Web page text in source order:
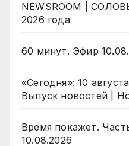
NEWSROOM |
2026 года
60 минут. Эфир
«Сегодня»: 10
Выпуск новостей |
Время покажет.
10.08.2026